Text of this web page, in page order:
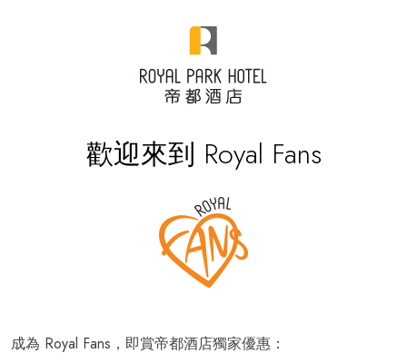
歡迎來到 Royal Fans
成為 Royal Fans，即賞帝都酒店獨家優惠：